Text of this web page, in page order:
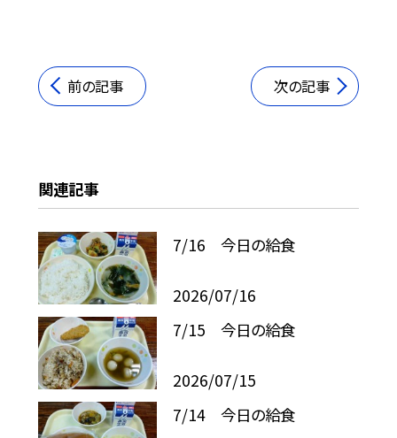
前の記事 次の記事
関連記事
7/16 今日の給食
2026/07/16
7/15 今日の給食
2026/07/15
7/14 今日の給食